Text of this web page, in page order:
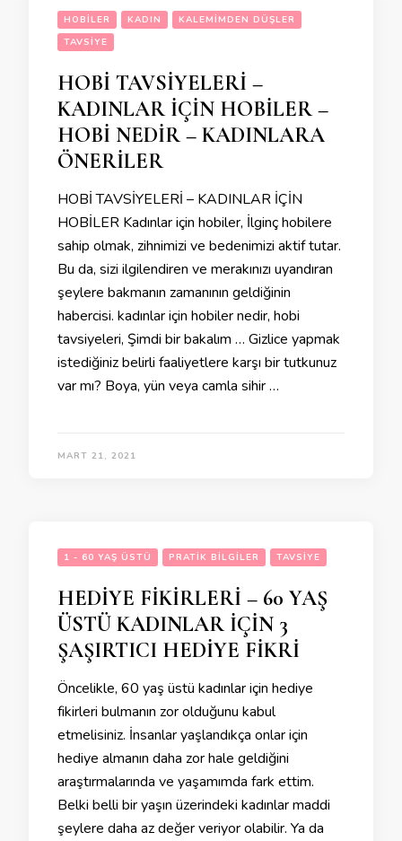
HOBILER KADIN
KALEMIMDEN DÜŞLER
TAVSIYE
HOBİ TAVSİYELERİ –
KADINLAR İÇİN HOBİLER –
HOBİ NEDİR – KADINLARA
ÖNERİLER
HOBİ TAVSİYELERİ – KADINLAR İÇİN
HOBİLER Kadınlar için hobiler, İlginç hobilere
sahip olmak, zihnimizi ve bedenimizi aktif tutar.
Bu da, sizi ilgilendiren ve merakınızı uyandıran
şeylere bakmanın zamanının geldiğinin
habercisi. kadınlar için hobiler nedir, hobi
tavsiyeleri, Şimdi bir bakalım … Gizlice yapmak
istediğiniz belirli faaliyetlere karşı bir tutkunuz
var mı? Boya, yün veya camla sihir …
MART 21, 2021
1 - 60 YAŞ ÜSTÜ PRATIK BILGILER TAVSIYE
HEDİYE FİKİRLERİ – 60 YAŞ
ÜSTÜ KADINLAR İÇİN 3
ŞAŞIRTICI HEDİYE FİKRİ
Öncelikle, 60 yaş üstü kadınlar için hediye
fikirleri bulmanın zor olduğunu kabul
etmelisiniz. İnsanlar yaşlandıkça onlar için
hediye almanın daha zor hale geldiğini
araştırmalarında ve yaşamımda fark ettim.
Belki belli bir yaşın üzerindeki kadınlar maddi
şeylere daha az değer veriyor olabilir. Ya da